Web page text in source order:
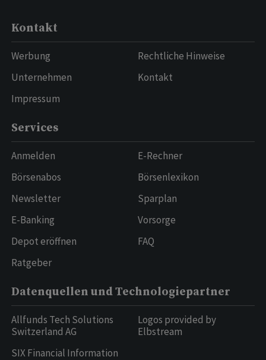
Kontakt
Werbung
Unternehmen
Impressum
Rechtliche Hinweise
Kontakt
Services
Anmelden
Börsenabos
Newsletter
E-Banking
Depot eröffnen
Ratgeber
E-Rechner
Börsenlexikon
Sparplan
Vorsorge
FAQ
Datenquellen und Technologiepartner
Allfunds Tech Solutions
Switzerland AG
SIX Financial Information
Logos provided by
Elbstream